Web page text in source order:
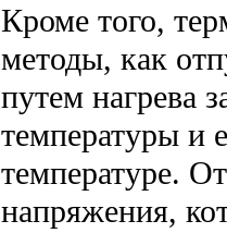
Кроме того,
методы, как
путем нагрева
температуры и
температуре.
напряжения,